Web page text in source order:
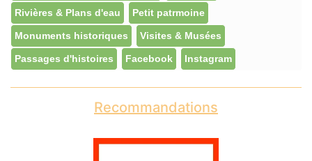
Rivières & Plans d'eau Petit patrmoine
Monuments historiques Visites & Musées
Passages d'histoires Facebook Instagram
Recommandations